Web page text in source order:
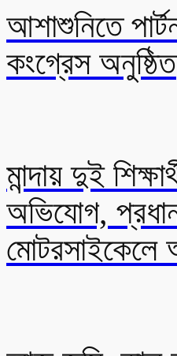
আশাশুনিতে
কংগ্রেস অনুষ্ঠিত
মান্দায় দুই
অভিযোগ,